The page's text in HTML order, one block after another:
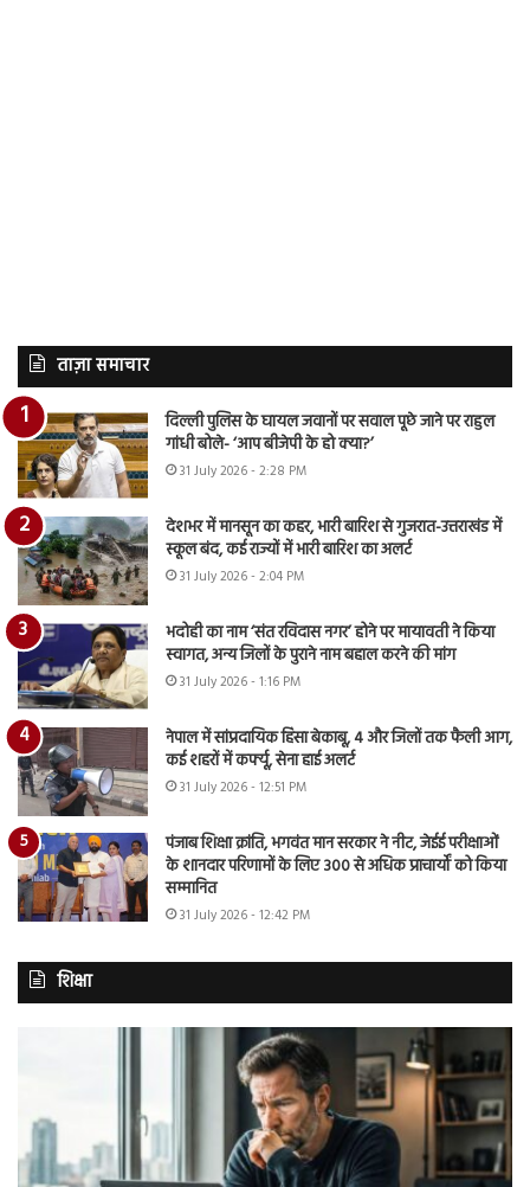
ताज़ा समाचार
दिल्ली पुलिस के घायल जवानों पर सवाल पूछे जाने पर राहुल
गांधी बोले- ‘आप बीजेपी के हो क्या?’
31 July 2026 - 2:28 PM
देशभर में मानसून का कहर, भारी बारिश से गुजरात-उत्तराखंड में
स्कूल बंद, कई राज्यों में भारी बारिश का अलर्ट
31 July 2026 - 2:04 PM
भदोही का नाम ‘संत रविदास नगर’ होने पर मायावती ने किया
स्वागत, अन्य जिलों के पुराने नाम बहाल करने की मांग
31 July 2026 - 1:16 PM
नेपाल में सांप्रदायिक हिंसा बेकाबू, 4 और जिलों तक फैली आग,
कई शहरों में कर्फ्यू, सेना हाई अलर्ट
31 July 2026 - 12:51 PM
पंजाब शिक्षा क्रांति, भगवंत मान सरकार ने नीट, जेईई परीक्षाओं
के शानदार परिणामों के लिए 300 से अधिक प्राचार्यों को किया
सम्मानित
31 July 2026 - 12:42 PM
शिक्षा